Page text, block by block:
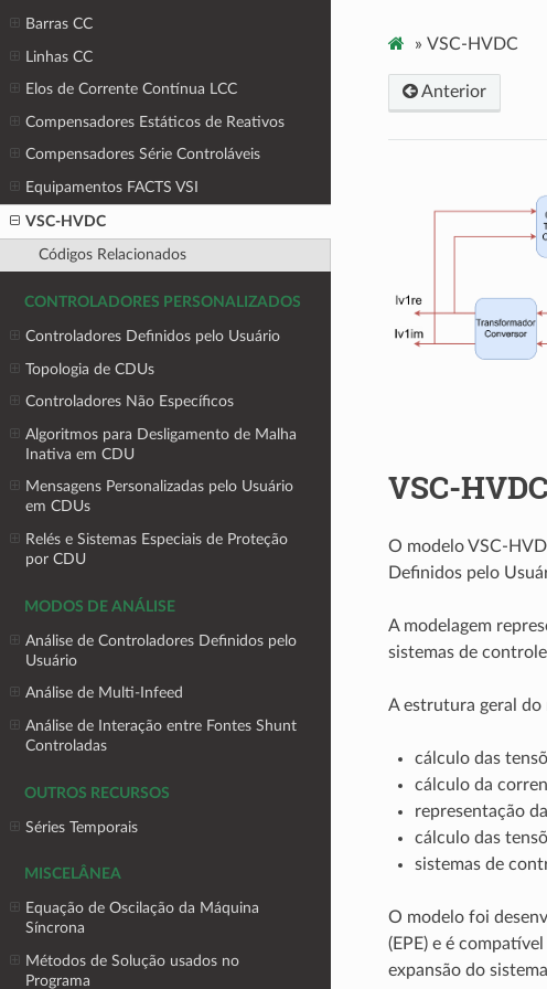
Barras CC
Linhas CC
Elos de Corrente Contínua LCC
Compensadores Estáticos de Reativos
Compensadores Série Controláveis
Equipamentos FACTS VSI
VSC-HVDC
Códigos Relacionados
CONTROLADORES PERSONALIZADOS
Controladores Definidos pelo Usuário
Topologia de CDUs
Controladores Não Específicos
Algoritmos para Desligamento de Malha
Inativa em CDU
Mensagens Personalizadas pelo Usuário
em CDUs
Relés e Sistemas Especiais de Proteção
por CDU
MODOS DE ANÁLISE
Análise de Controladores Definidos pelo
Usuário
Análise de Multi-Infeed
Análise de Interação entre Fontes Shunt
Controladas
OUTROS RECURSOS
Séries Temporais
MISCELÂNEA
Equação de Oscilação da Máquina
Síncrona
Métodos de Solução usados no
Programa
» VSC-HVDC
Anterior
VSC-HVDC
O modelo VSC-
Definidos pelo
A modelagem
sistemas de
A estrutura geral do
cálculo das
cálculo da
representação
cálculo das
sistemas de
O modelo foi
(EPE) e é
expansão do